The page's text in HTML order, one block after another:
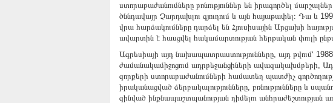
ստորաբաժանումները բռնություններ են իրագործել
ծննդավայր Չարդախլու գյուղում և այն հայաթափել։ Դա և
վրա հարձակումները դարձել են Հյուսիսային Արցախի
ավարտին է հասցվել հակամարտության հերթական փուլի
Ագրեսիայի այդ նախապատրաստությունները, այդ թվում՝
ժամանակամիջոցում ադրբեջանցիների
զորքերի ստորաբաժանումների համատեղ պատժիչ
իրականացված ձերբակալությունները, բռնությունները և
զինված ինքնապաշտպանության դիմելու անհրաժեշտության